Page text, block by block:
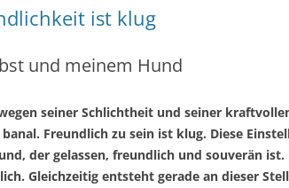
ist klug
und meinem Hund
seiner Schlichtheit und seiner
Freundlich zu sein ist klug. Diese
der gelassen, freundlich und souverän
Gleichzeitig entsteht gerade an dieser